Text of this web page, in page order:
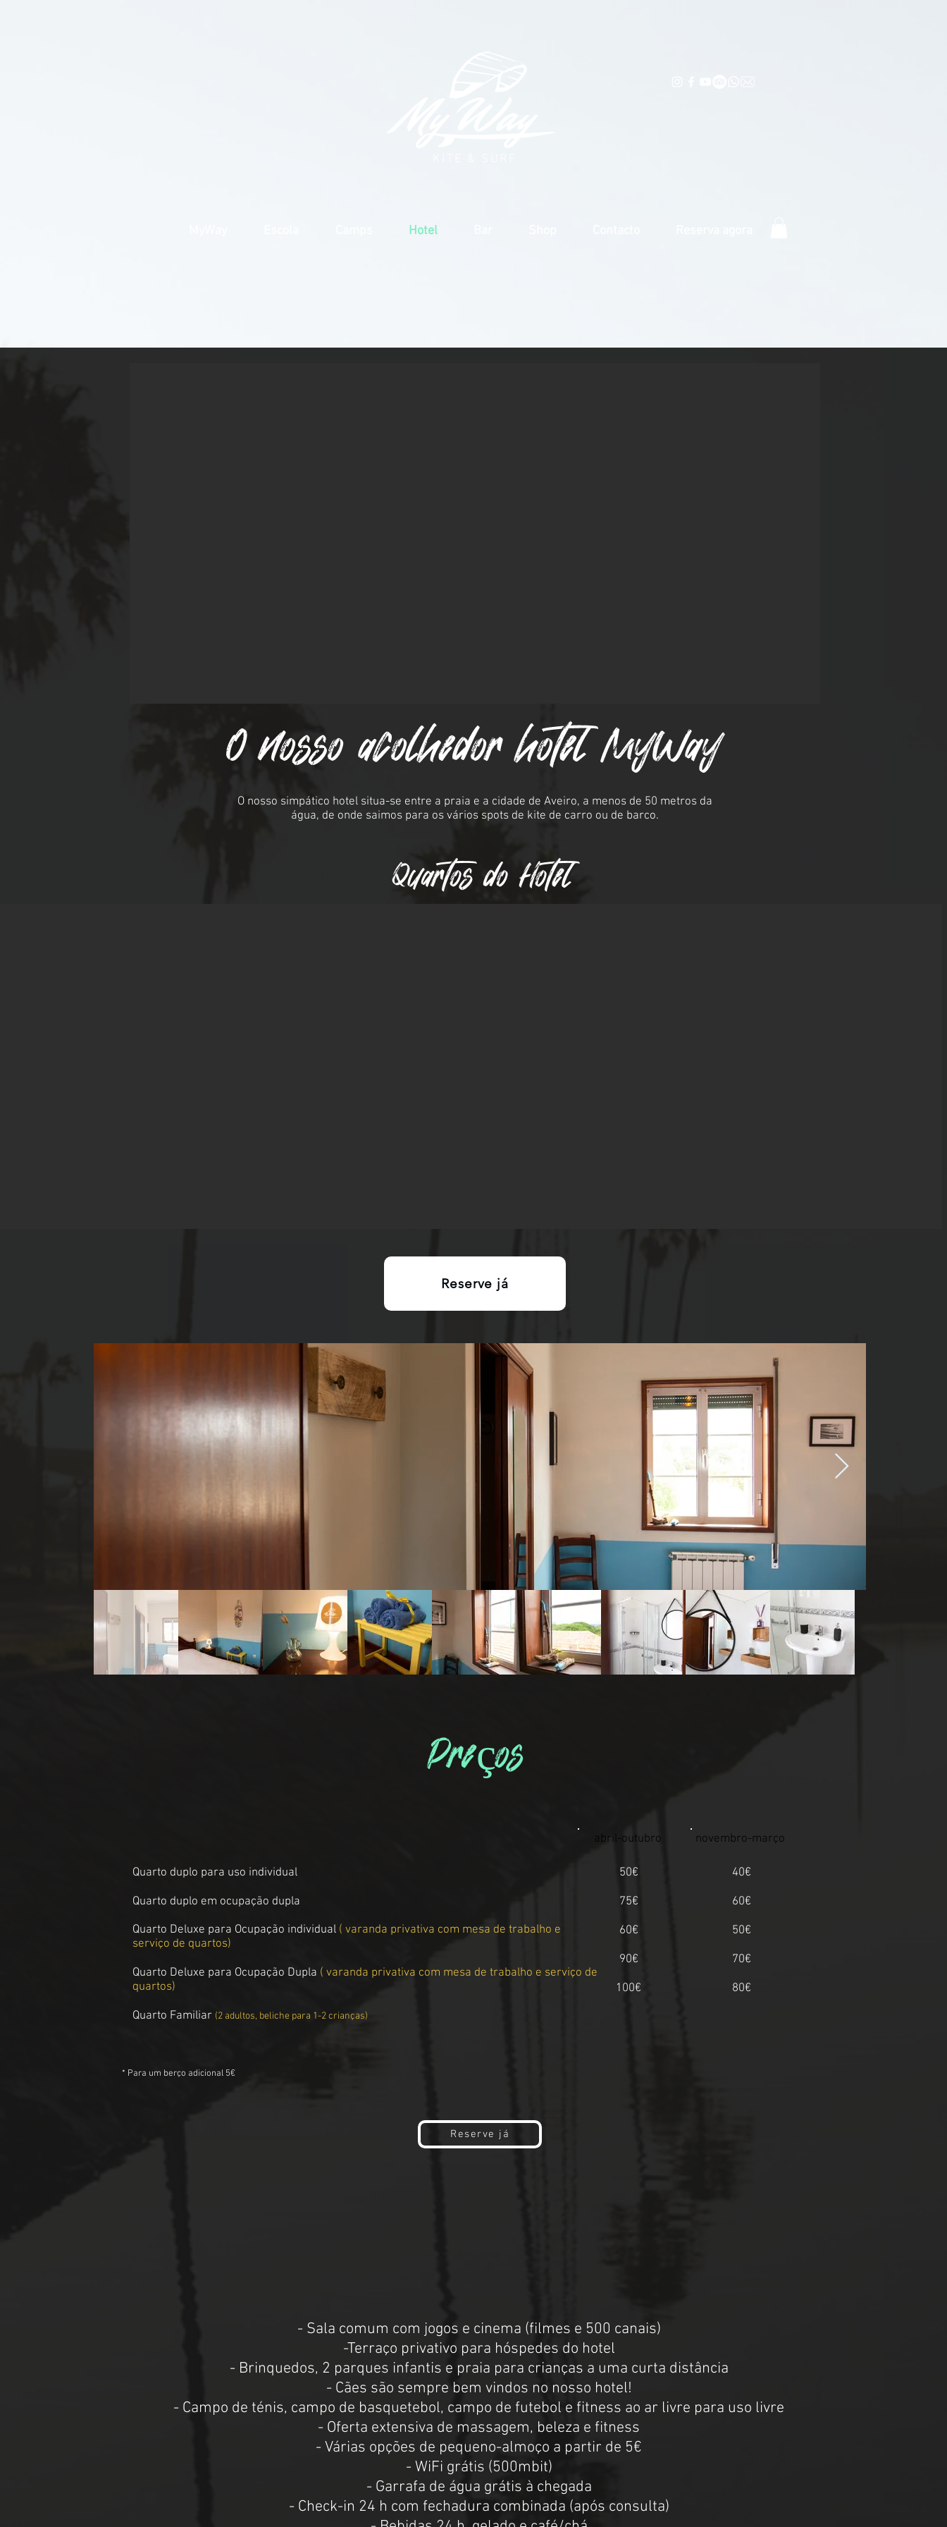
Hotel
O nosso acolhedor hotel MyWay
O nosso simpático hotel situa-se entre a praia e a cidade de Aveiro, a menos de 50 metros da
água, de onde saimos para os vários spots de kite de carro ou de barco.
Quartos do Hotel
Reserve já
Preços
abril-outubro
Quarto duplo para uso individual
Quarto duplo em ocupação dupla
Quarto Deluxe para Ocupação individual ( varanda privativa com mesa de trabalho e
serviço de quartos)
Quarto Deluxe para Ocupação Dupla ( varanda privativa com mesa de trabalho e serviço de
quartos)
Quarto Familiar (2 adultos, beliche para 1-2 crianças)
50€
75€
60€
90€
100€
novembro-março
40€
60€
50€
70€
80€
* Para um berço adicional 5€
Reserve já
- Sala comum com jogos e cinema (filmes e 500 canais)
-Terraço privativo para hóspedes do hotel
- Brinquedos, 2 parques infantis e praia para crianças a uma curta distância
- Cães são sempre bem vindos no nosso hotel!
- Campo de ténis, campo de basquetebol, campo de futebol e fitness ao ar livre para uso livre
- Oferta extensiva de massagem, beleza e fitness
- Várias opções de pequeno-almoço a partir de 5€
- WiFi grátis (500mbit)
- Garrafa de água grátis à chegada
- Check-in 24 h com fechadura combinada (após consulta)